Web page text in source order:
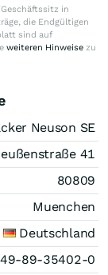
in
die Endgültigen
sind auf
weiteren Hinweise zu
Neuson SE
41
80809
Muenchen
Deutschland
89-35402-0